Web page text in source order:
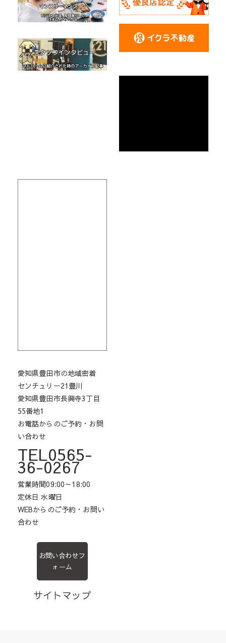
愛知県豊田市の地域密着
センチュリー21豊川
愛知県豊田市長興寺3丁目
55番地1
お電話からのご予約・お問
い合わせ
TEL0565-
36-0267
営業時間09:00～18:00
定休日 水曜日
WEBからのご予約・お問い
合わせ
お問い合わせフ
ォーム
サイトマップ